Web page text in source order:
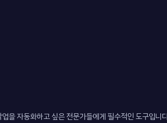
을 자동화하고 싶은 전문가들에게 필수적인 도구입니